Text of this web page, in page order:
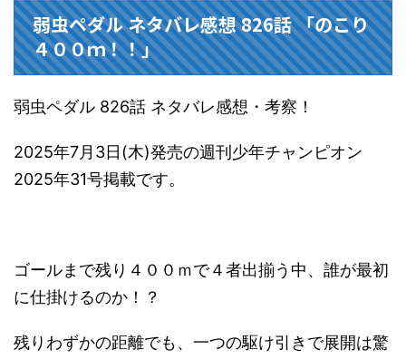
弱虫ペダル ネタバレ感想 826話 「のこり
４００ｍ！！」
弱虫ペダル 826話 ネタバレ感想・考察！
2025年7月3日(木)発売の週刊少年チャンピオン
2025年31号掲載です。
ゴールまで残り４００ｍで４者出揃う中、誰が最初
に仕掛けるのか！？
残りわずかの距離でも、一つの駆け引きで展開は驚